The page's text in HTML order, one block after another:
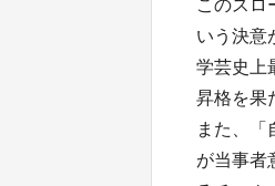
このスロ
いう決意
学芸史上
昇格を果
また、「
が当事者